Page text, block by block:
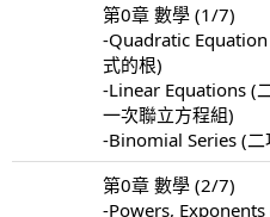
第0章 數學 (1/7)
-Quadratic
式的根)
-Linear Equations (
一次聯立方程組)
-Binomial Series (二
第0章 數學 (2/7)
-Powers, Exponents